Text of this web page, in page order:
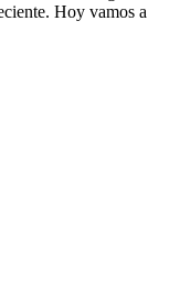
Hoy vamos a